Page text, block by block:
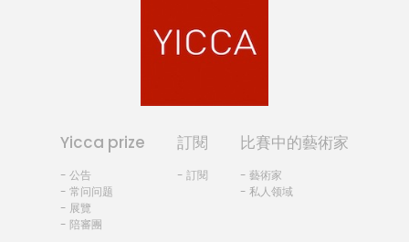
Yicca prize
- 公告
- 常问问题
- 展覽
- 陪審團
訂閱
- 訂閱
比賽中的藝術家
- 藝術家
- 私人领域